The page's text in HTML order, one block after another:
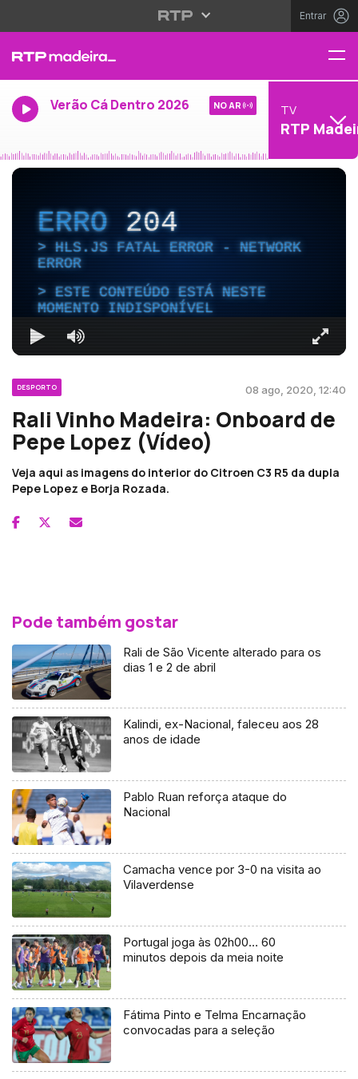
Entrar
Verão Cá Dentro 2026 NO AR TV
RTP
ERRO204
HLS.JS FATAL ERROR - NETWORK
ERROR
ESTE CONTEÚDO ESTÁ NESTE
MOMENTO INDISPONÍVEL
DESPORTO 08 ago, 2020, 12:40
Rali Vinho Madeira: Onboard de
Pepe Lopez (Vídeo)
Veja aqui as imagens do interior do Citroen C3 R5 da dupla
Pepe Lopez e Borja Rozada.
Pode também gostar
Rali de São Vicente alterado para os
dias 1 e 2 de abril
Kalindi, ex-Nacional, faleceu aos 28
anos de idade
Pablo Ruan reforça ataque do
Nacional
Camacha vence por 3-0 na visita ao
Vilaverdense
Portugal joga às 02h00… 60
minutos depois da meia noite
Fátima Pinto e Telma Encarnação
convocadas para a seleção